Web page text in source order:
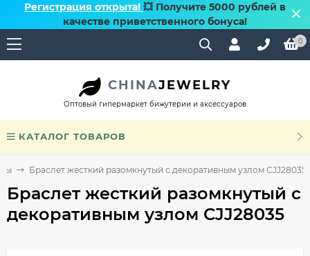
Регистрация открыта! 💥 Получите 5000 рублей в
качестве приветственного бонуса!
0
CHINAJEWELRY
Оптовый гипермаркет бижутерии и аксессуаров
КАТАЛОГ ТОВАРОВ
Браслет жесткий разомкнутый с декоративным узлом CJJ28035
Браслет жесткий разомкнутый с
декоративным узлом CJJ28035